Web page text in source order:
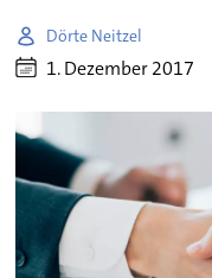
Dörte Neitzel
1. Dezember 2017